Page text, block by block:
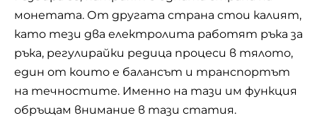
монетата. От другата страна стои калият,
като тези два електролита работят ръка за
ръка, регулирайки редица процеси в тялото,
един от които е балансът и транспортът
на течностите. Именно на тази им функция
обръщам внимание в тази статия.